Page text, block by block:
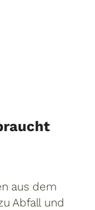
aus dem
Abfall und